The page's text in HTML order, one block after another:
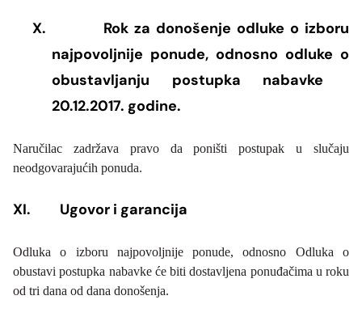
X.
Rok za donošenje odluke o izboru
najpovoljnije ponude, odnosno odluke o
obustavljanju postupka nabavke
20.12.2017. godine.
Naručilac zadržava pravo da poništi postupak u slučaju
neodgovarajućih ponuda.
XI. Ugovor i garancija
Odluka o izboru najpovoljnije ponude, odnosno Odluka o
obustavi postupka nabavke će biti dostavljena ponuđačima u roku
od tri dana od dana donošenja.